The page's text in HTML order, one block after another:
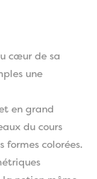
cœur de sa
une
en grand
du cours
formes colorées.